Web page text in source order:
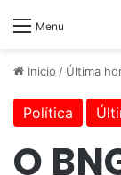
Menu
Inicio / Última
Política
O